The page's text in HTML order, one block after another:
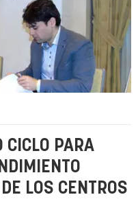
CICLO PARA
LOS CENTROS